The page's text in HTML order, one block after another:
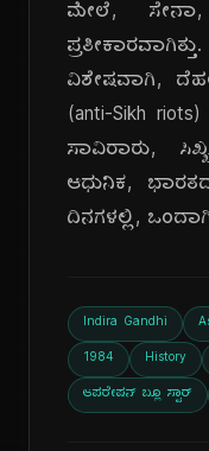
ಮೇಲೆ, ಸೇನಾ,
ವಿಶೇಷವಾಗಿ,
(anti-Sikh
ಸಾವಿರಾರು,
ಆಧುನಿಕ,
ದಿನಗಳಲ್ಲಿ,
Indira Gandhi
1984 History
ಆಪರೇಷನ್ ಬ್ಲೂ ಸ್ಟಾರ್